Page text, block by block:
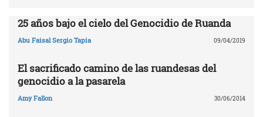
25 años bajo el cielo del Genocidio de Ruanda
Abu Faisal Sergio Tapia 09/04/2019
El sacrificado camino de las ruandesas del
genocidio a la pasarela
Amy Fallon 30/06/2014